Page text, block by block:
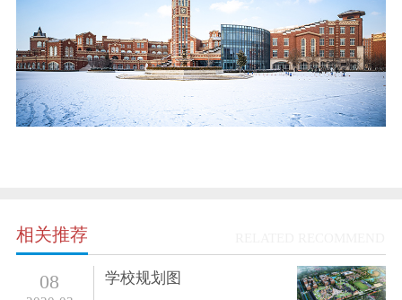
相关推荐
08 学校规划图